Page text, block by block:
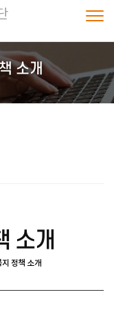
소개
소개
정책 소개